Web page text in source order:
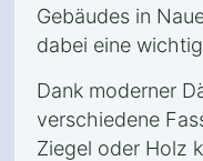
Gebäudes in
dabei eine
Dank moderner
verschiedene
Ziegel oder Holz